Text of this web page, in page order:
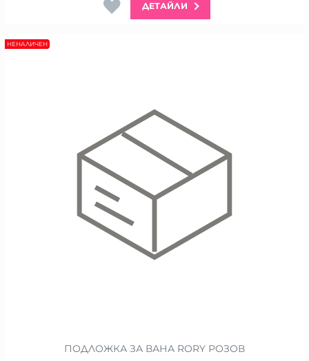
ДЕТАЙЛИ
ПОДЛОЖКА ЗА ВАНА RORY РОЗОВ
НЕНАЛИЧЕН